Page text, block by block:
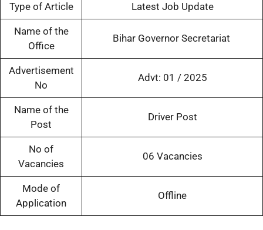
Type of Article Latest Job Update
Name of the
Office
Bihar Governor Secretariat
Advertisement
No
Advt: 01 / 2025
Name of the
Post
Driver Post
No of
Vacancies
06 Vacancies
Mode of
Application
Offline